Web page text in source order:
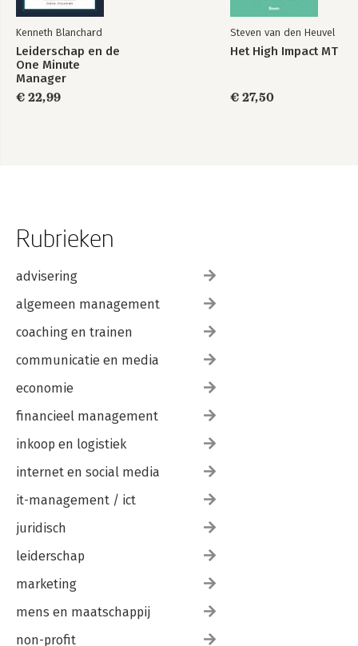
Kenneth Blanchard
Leiderschap en de
One Minute
Manager
€ 22,99
Steven van den Heuvel
Het High Impact MT
€ 27,50
Rubrieken
advisering
algemeen management
coaching en trainen
communicatie en media
economie
financieel management
inkoop en logistiek
internet en social media
it-management / ict
juridisch
leiderschap
marketing
mens en maatschappij
non-profit